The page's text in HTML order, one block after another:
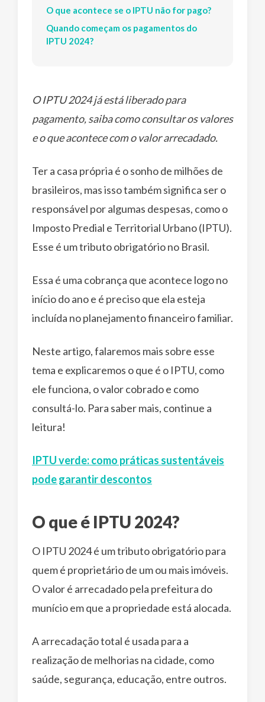
O que acontece se o IPTU não for pago?
Quando começam os pagamentos do
IPTU 2024?
O IPTU 2024 já está liberado para
pagamento, saiba como consultar os valores
e o que acontece com o valor arrecadado.
Ter a casa própria é o sonho de milhões de
brasileiros, mas isso também significa ser o
responsável por algumas despesas, como o
Imposto Predial e Territorial Urbano (IPTU).
Esse é um tributo obrigatório no Brasil.
Essa é uma cobrança que acontece logo no
início do ano e é preciso que ela esteja
incluída no planejamento financeiro familiar.
Neste artigo, falaremos mais sobre esse
tema e explicaremos o que é o IPTU, como
ele funciona, o valor cobrado e como
consultá-lo. Para saber mais, continue a
leitura!
IPTU verde: como práticas sustentáveis
pode garantir descontos
O que é IPTU 2024?
O IPTU 2024 é um tributo obrigatório para
quem é proprietário de um ou mais imóveis.
O valor é arrecadado pela prefeitura do
munício em que a propriedade está alocada.
A arrecadação total é usada para a
realização de melhorias na cidade, como
saúde, segurança, educação, entre outros.